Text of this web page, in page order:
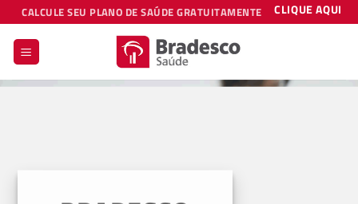
Skip
to
content
CALCULE SEU PLANO DE SAÚDE GRATUITAMENTE CLIQUE AQUI